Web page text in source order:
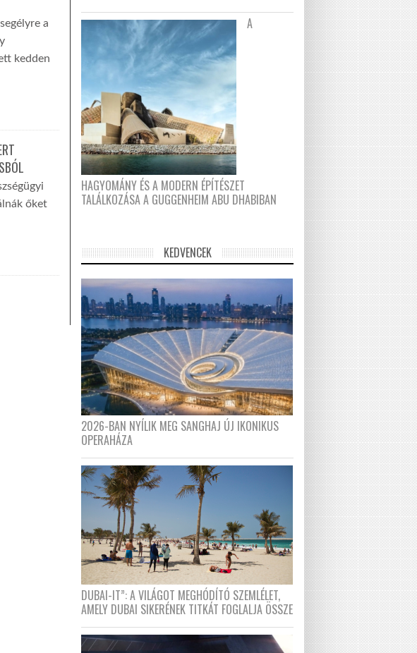
a
kedden
őket
A
HAGYOMÁNY ÉS A MODERN ÉPÍTÉSZET
TALÁLKOZÁSA A GUGGENHEIM ABU DHABIBAN
KEDVENCEK
2026-BAN NYÍLIK MEG SANGHAJ ÚJ IKONIKUS
OPERAHÁZA
DUBAI-IT”: A VILÁGOT MEGHÓDÍTÓ SZEMLÉLET,
AMELY DUBAI SIKERÉNEK TITKÁT FOGLALJA ÖSSZE